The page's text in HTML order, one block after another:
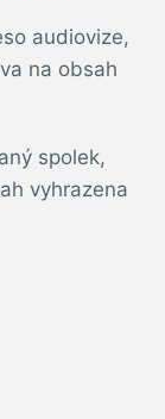
audiovize,
na obsah
spolek,
vyhrazena